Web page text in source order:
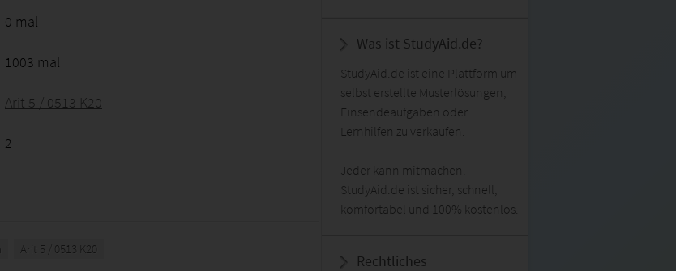
0 mal
1003 mal
Arit 5 / 0513 K20
2
Arit 5 / 0513 K20
Was ist StudyAid.de?
StudyAid.de ist eine Plattform um
selbst erstellte Musterlösungen,
Einsendeaufgaben oder
Lernhilfen zu verkaufen.
Jeder kann mitmachen.
StudyAid.de ist sicher, schnell,
komfortabel und 100% kostenlos.
Rechtliches